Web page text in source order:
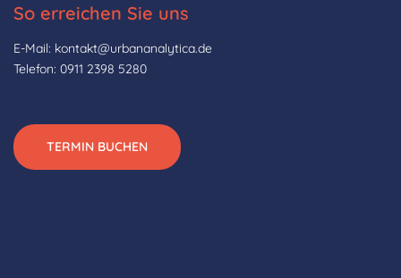
So erreichen Sie uns
E-Mail: kontakt@urbananalytica.de
Telefon: 0911 2398 5280
TERMIN BUCHEN